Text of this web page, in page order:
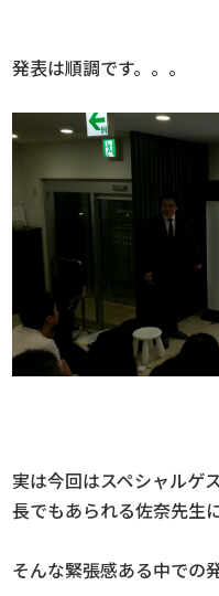
発表は順調です。。。
実は今回はスペシャルゲ
長でもあられる佐奈先生
そんな緊張感ある中での